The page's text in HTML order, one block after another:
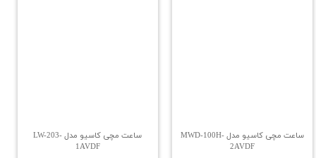
ساعت مچی کاسیو مدل MWD-100H-
2AVDF
ساعت مچی کاسیو مدل LW-203-
1AVDF